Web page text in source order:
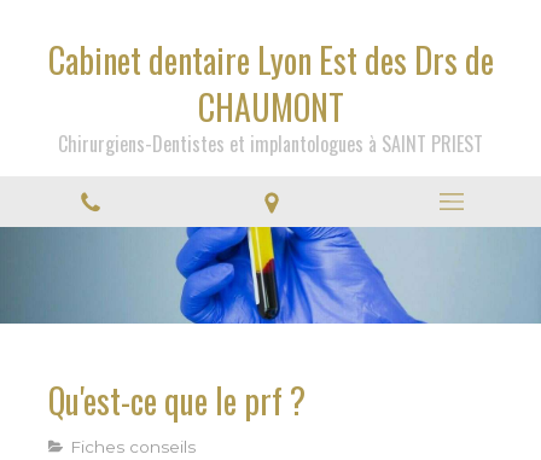
Cabinet dentaire Lyon Est des Drs de
CHAUMONT
Chirurgiens-Dentistes et implantologues à SAINT PRIEST
Qu'est-ce que le prf ?
Fiches conseils